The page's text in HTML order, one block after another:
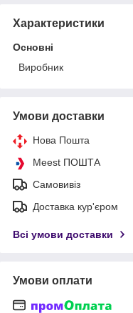
Характеристики
Основні
Виробник
Умови доставки
Нова Пошта
Meest ПОШТА
Самовивіз
Доставка кур'єром
Всі умови доставки
Умови оплати